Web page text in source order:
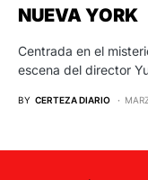
NUEVA YORK
Centrada en el
escena del director
BY CERTEZA DIARIO